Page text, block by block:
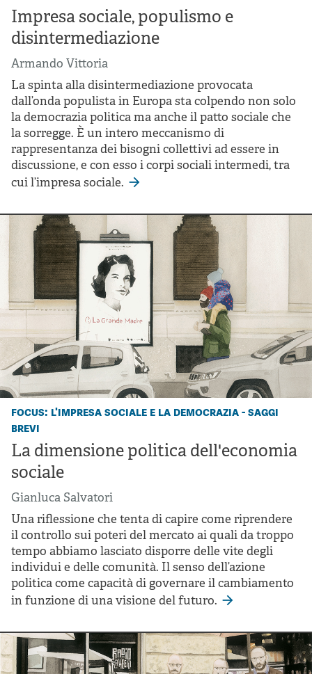
Impresa sociale, populismo e
disintermediazione
Armando Vittoria
La spinta alla disintermediazione provocata
dall’onda populista in Europa sta colpendo non solo
la democrazia politica ma anche il patto sociale che
la sorregge. È un intero meccanismo di
rappresentanza dei bisogni collettivi ad essere in
discussione, e con esso i corpi sociali intermedi, tra
cui l’impresa sociale.
focus: l'impresa sociale e la democrazia - saggi
brevi
La dimensione politica dell'economia
sociale
Gianluca Salvatori
Una riflessione che tenta di capire come riprendere
il controllo sui poteri del mercato ai quali da troppo
tempo abbiamo lasciato disporre delle vite degli
individui e delle comunità. Il senso dell’azione
politica come capacità di governare il cambiamento
in funzione di una visione del futuro.